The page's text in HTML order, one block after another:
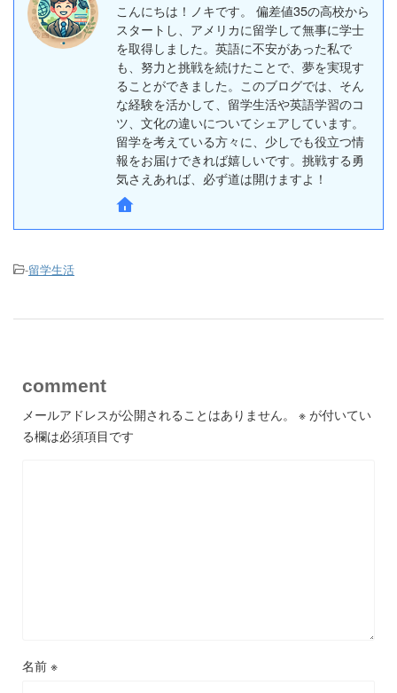
こんにちは！ノキです。 偏差値35の高校から
スタートし、アメリカに留学して無事に学士
を取得しました。英語に不安があった私で
も、努力と挑戦を続けたことで、夢を実現す
ることができました。このブログでは、そん
な経験を活かして、留学生活や英語学習のコ
ツ、文化の違いについてシェアしています。
留学を考えている方々に、少しでも役立つ情
報をお届けできれば嬉しいです。挑戦する勇
気さえあれば、必ず道は開けますよ！
-留学生活
comment
メールアドレスが公開されることはありません。 ※ が付いてい
る欄は必須項目です
名前 ※